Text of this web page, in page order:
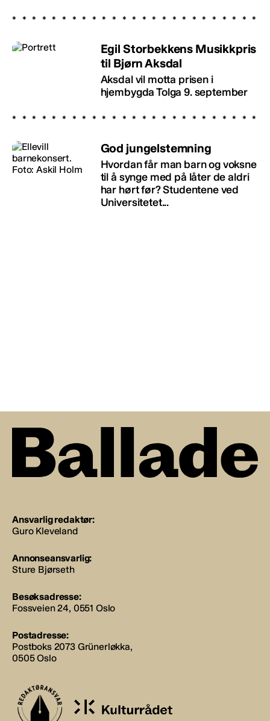
Egil Storbekkens Musikkpris
til Bjørn Aksdal
Aksdal vil motta prisen i
hjembygda Tolga 9. september
God jungelstemning
Hvordan får man barn og voksne
til å synge med på låter de aldri
har hørt før? Studentene ved
Universitetet...
Ansvarlig redaktør:
Guro Kleveland
Annonseansvarlig:
Sture Bjørseth
Besøksadresse:
Fossveien 24, 0551 Oslo
Postadresse:
Postboks 2073 Grünerløkka,
0505 Oslo